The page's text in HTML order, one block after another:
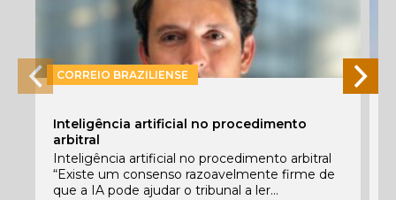
CORREIO BRAZILIENSE
Inteligência artificial no procedimento
arbitral
Inteligência artificial no procedimento arbitral
“Existe um consenso razoavelmente firme de
que a IA pode ajudar o tribunal a ler...